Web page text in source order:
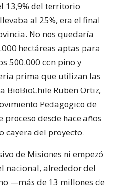
13,9% del territorio
al 25%, era el final
No nos quedaría
hectáreas aptas para
500.000 con pino y
prima que utilizan las
BioBioChile Rubén Ortiz,
Pedagógico de
proceso desde hace años
cayera del proyecto.
de Misiones ni empezó
nacional, alrededor del
—más de 13 millones de